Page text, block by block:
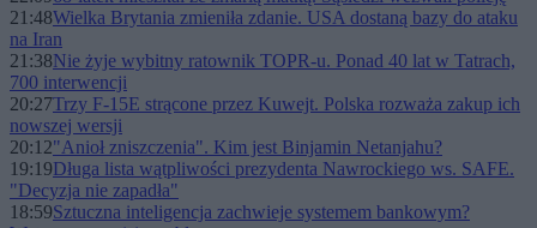
21:48Wielka Brytania zmieniła zdanie. USA dostaną bazy do ataku
na Iran
21:38Nie żyje wybitny ratownik TOPR-u. Ponad 40 lat w Tatrach,
700 interwencji
20:27Trzy F-15E strącone przez Kuwejt. Polska rozważa zakup ich
nowszej wersji
20:12"Anioł zniszczenia". Kim jest Binjamin Netanjahu?
19:19Długa lista wątpliwości prezydenta Nawrockiego ws. SAFE.
"Decyzja nie zapadła"
18:59Sztuczna inteligencja zachwieje systemem bankowym?